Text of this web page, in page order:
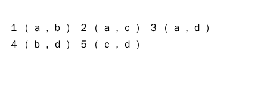
１（ ａ，ｂ ） ２（ ａ，ｃ ） ３（ ａ，ｄ ）
４（ ｂ，ｄ ） ５（ ｃ，ｄ ）